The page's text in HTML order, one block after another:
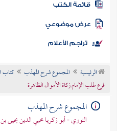
المكتبة
الكتب
موضوعي
تراجم الأعلام
الرئيسية المجموع شرح المهذب كتاب
فرع طلب الإمام زكاة الأموال الظاهرة
المجموع شرح المهذب
النووي - أبو زكريا محيي الدين